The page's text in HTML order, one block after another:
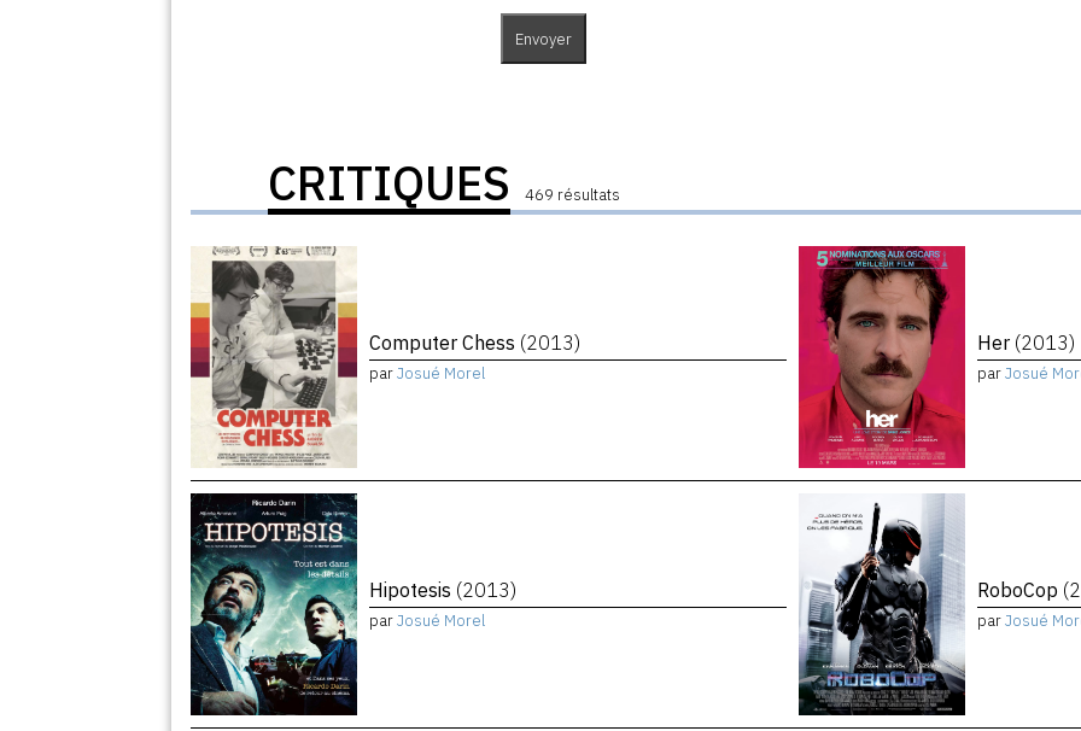
CRITIQUES 469 résultats
Computer Chess (2013)
parJosué Morel
Her (2013)
parJosué
Hipotesis (2013)
parJosué Morel
RoboCop
parJosué